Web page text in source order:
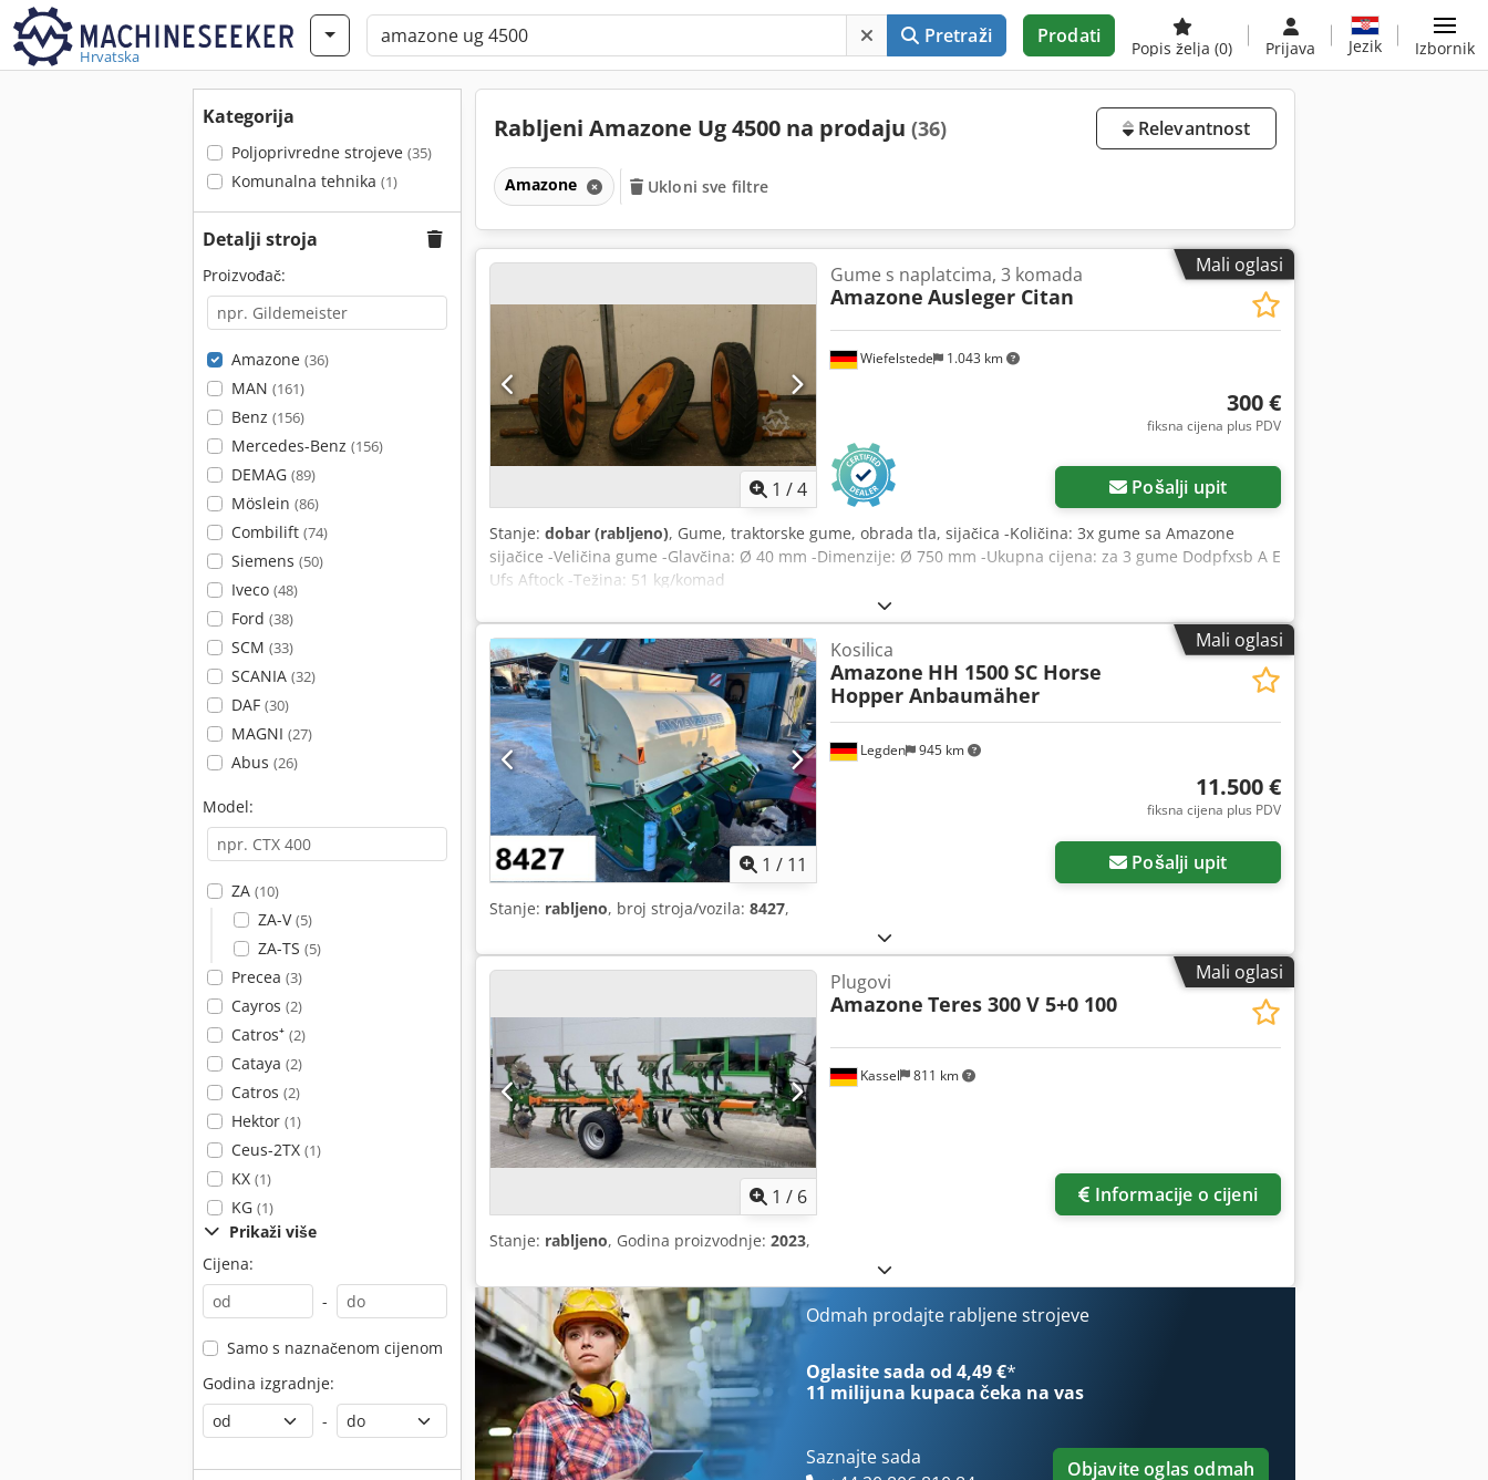
Hrvatska
Pretraži Prodati
Popis želja (0) Prijava Jezik Izbornik
Kategorija
Poljoprivredne strojeve (35)
Komunalna tehnika (1)
Detalji stroja
Proizvođač:
Amazone (36)
MAN (161)
Benz (156)
Mercedes-Benz (156)
DEMAG (89)
Möslein (86)
Combilift (74)
Siemens (50)
Iveco (48)
Ford (38)
SCM (33)
SCANIA (32)
DAF (30)
MAGNI (27)
Abus (26)
Model:
ZA (10)
ZA-V(5)
ZA-TS (5)
Precea (3)
Cayros (2)
Catros⁺ (2)
Cataya (2)
Catros (2)
Hektor (1)
Ceus-2TX (1)
KX (1)
KG (1)
Prikaži više
Cijena:
-
Samo s naznačenom cijenom
Godina izgradnje:
-
Rabljeni Amazone Ug 4500 na prodaju (36) Relevantnost
Amazone Ukloni sve filtre
Mali oglasi
1 /4
Wiefelstede 1.043 km
Gume s naplatcima, 3 komada
Amazone Ausleger Citan
300 €
fiksna cijena plus PDV
Pošalji upit
Stanje: dobar (rabljeno), Gume, traktorske gume, obrada tla, sijačica -Količina: 3x gume sa Amazone
sijačice -Veličina gume -Glavčina: Ø 40 mm -Dimenzije: Ø 750 mm -Ukupna cijena: za 3 gume Dodpfxsb A E
Ufs Aftock -Težina: 51 kg/komad
Mali oglasi
1 / 11
Legden 945 km
Kosilica
Amazone HH 1500 SC Horse
Hopper Anbaumäher
11.500 €
fiksna cijena plus PDV
Pošalji upit
Stanje: rabljeno, broj stroja/vozila: 8427,
Mali oglasi
1 / 6
Kassel 811 km
Plugovi
Amazone Teres 300 V 5+0 100
Informacije o cijeni
Stanje: rabljeno, Godina proizvodnje: 2023,
Odmah prodajte rabljene strojeve
Oglasite sada od 4,49 €*
11 milijuna kupaca čeka na vas
Saznajte sada
Objavite oglas odmah